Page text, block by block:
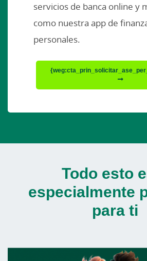
servicios de banca online y
como nuestra app de
personales.
Todo esto
especialmente
para ti